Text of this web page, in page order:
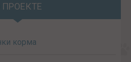
ПРОЕКТЕ
корма